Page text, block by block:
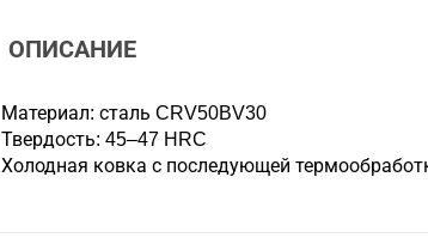
ОПИСАНИЕ
Материал: сталь CRV50BV30
Твердость: 45–47 HRC
Холодная ковка с последующей